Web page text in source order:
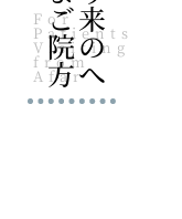
For
Patients
Visiting
from
Afar
ご来
院の
方へ